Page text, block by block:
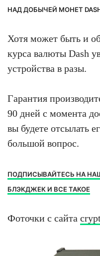
НАД ДОБЫЧЕЙ МОНЕТ
Хотя может быть и
курса валюты Dash
устройства в разы.
Гарантия
90 дней с момента
вы будете отсылать
большой вопрос.
ПОДПИСЫВАЙТЕСЬ НА
БЛЭКДЖЕК И ВСЕ ТАКОЕ
Фоточки с сайта